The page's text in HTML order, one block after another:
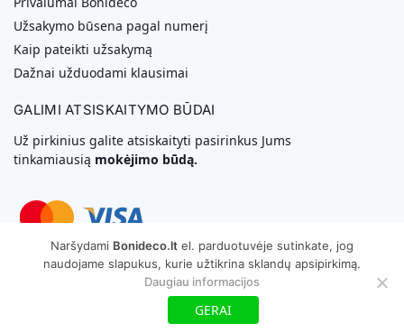
Užsakymo būsena pagal numerį
Kaip pateikti užsakymą
Dažnai užduodami klausimai
GALIMI ATSISKAITYMO BŪDAI
Už pirkinius galite atsiskaityti pasirinkus Jums
tinkamiausią mokėjimo būdą.
Svetainių Kūrimas
Copyright © 2026 MB „Bonideco“. Visos teisės saugomos
Naršydami Bonideco.lt el. parduotuvėje sutinkate, jog
naudojame slapukus, kurie užtikrina sklandų apsipirkimą.
Daugiau informacijos
GERAI